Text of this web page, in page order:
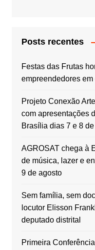
Posts recentes
Festas das Frutas
empreendedores
Projeto Conexão
com apresentações
Brasília dias 7 e 8
AGROSAT chega à
de música, lazer e
9 de agosto
Sem família, sem
locutor Elisson
deputado distrital
Primeira